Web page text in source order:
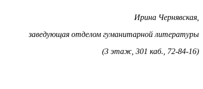
Ирина Чернявская,
заведующая отделом гуманитарной литературы
(3 этаж, 301 каб., 72-84-16)